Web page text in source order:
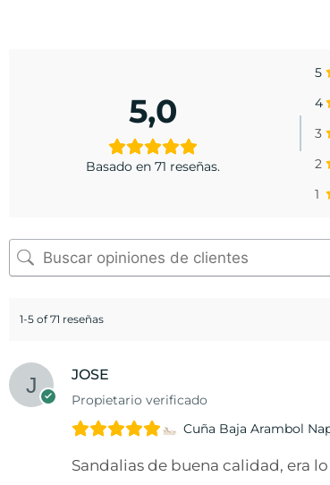
5,0
Basado en 71 reseñas.
5
4
3
2
1
1-5 of 71 reseñas
JOSE
Propietario verificado
Cuña Baja Arambol
Sandalias de buena calidad, era